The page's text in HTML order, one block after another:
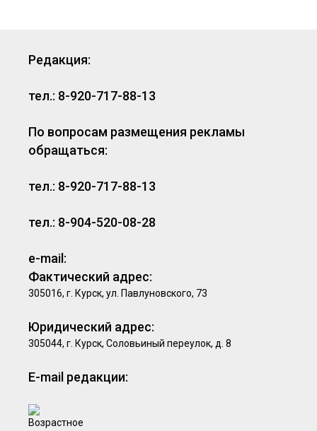
Редакция:
тел.: 8-920-717-88-13
По вопросам размещения рекламы
обращаться:
тел.: 8-920-717-88-13
тел.: 8-904-520-08-28
e-mail:
Фактический адрес:
305016, г. Курск, ул. Павлуновского, 73
Юридический адрес:
305044, г. Курск, Соловьиный переулок, д. 8
E-mail редакции: